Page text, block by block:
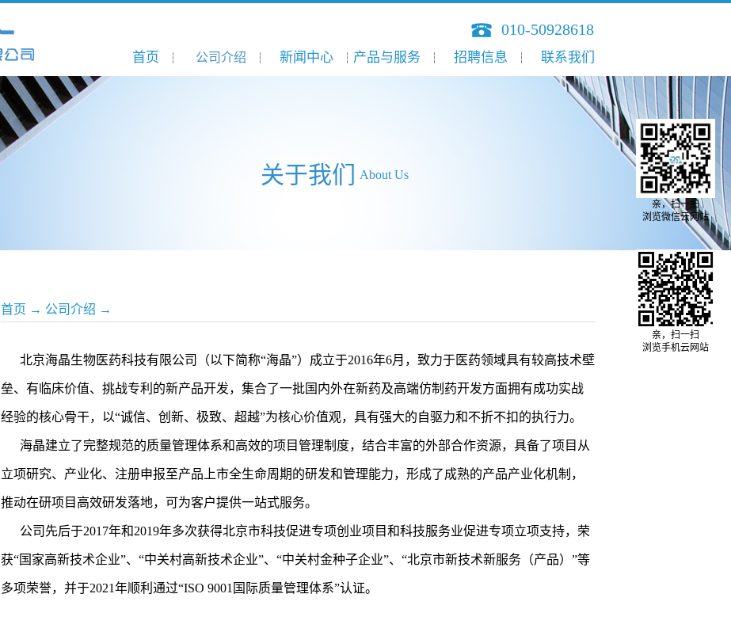
010-50928618
首页 公司介绍 新闻中心 产品与服务 招聘信息 联系我们
关于我们 About Us
首页 → 公司介绍 →
北京海晶生物医药科技有限公司（以下简称“海晶”）成立于2016年6月，致力于医药领域具有较高技术壁
垒、有临床价值、挑战专利的新产品开发，集合了一批国内外在新药及高端仿制药开发方面拥有成功实战
经验的核心骨干，以“诚信、创新、极致、超越”为核心价值观，具有强大的自驱力和不折不扣的执行力。
海晶建立了完整规范的质量管理体系和高效的项目管理制度，结合丰富的外部合作资源，具备了项目从
立项研究、产业化、注册申报至产品上市全生命周期的研发和管理能力，形成了成熟的产品产业化机制，
推动在研项目高效研发落地，可为客户提供一站式服务。
公司先后于2017年和2019年多次获得北京市科技促进专项创业项目和科技服务业促进专项立项支持，荣
获“国家高新技术企业”、“中关村高新技术企业”、“中关村金种子企业”、“北京市新技术新服务（产品）”等
多项荣誉，并于2021年顺利通过“ISO 9001国际质量管理体系”认证。
亲，扫一扫
浏览手机云网站
亲，扫一扫
浏览微信云网站